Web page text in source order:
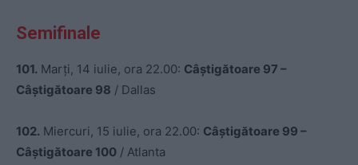
Semifinale
101. Marți, 14 iulie, ora 22.00: Câștigătoare 97 –
Câștigătoare 98 / Dallas
102. Miercuri, 15 iulie, ora 22.00: Câștigătoare 99 –
Câștigătoare 100 / Atlanta